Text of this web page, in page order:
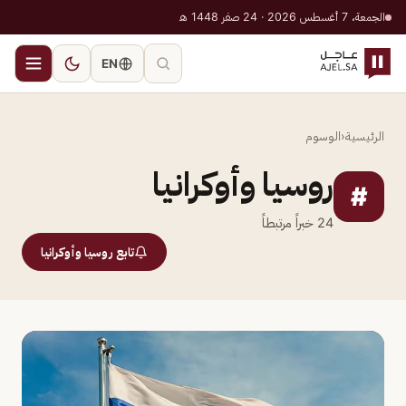
الجمعة، 7 أغسطس 2026 · 24 صفر 1448 هـ
EN
الرئيسية‹الوسوم
# روسيا وأوكرانيا
24 خبراً مرتبطاً
تابع روسيا وأوكرانيا